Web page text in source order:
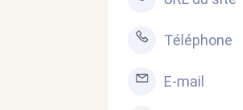
Téléphone
E-mail